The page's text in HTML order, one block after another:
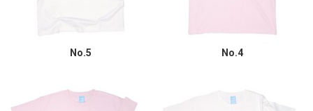
No.5 No.4